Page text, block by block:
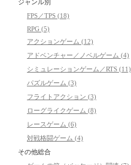
ジャンル別
FPS／TPS (18)
RPG (5)
アクションゲーム (12)
アドベンチャー／ノベルゲーム (4)
シミュレーションゲーム／RTS (11)
パズルゲーム (3)
フライトアクション (3)
ローグライクゲーム (8)
レースゲーム (6)
対戦格闘ゲーム (4)
その他総合